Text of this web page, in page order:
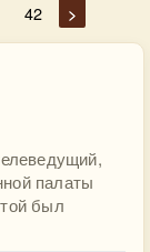
42 >
палаты
был